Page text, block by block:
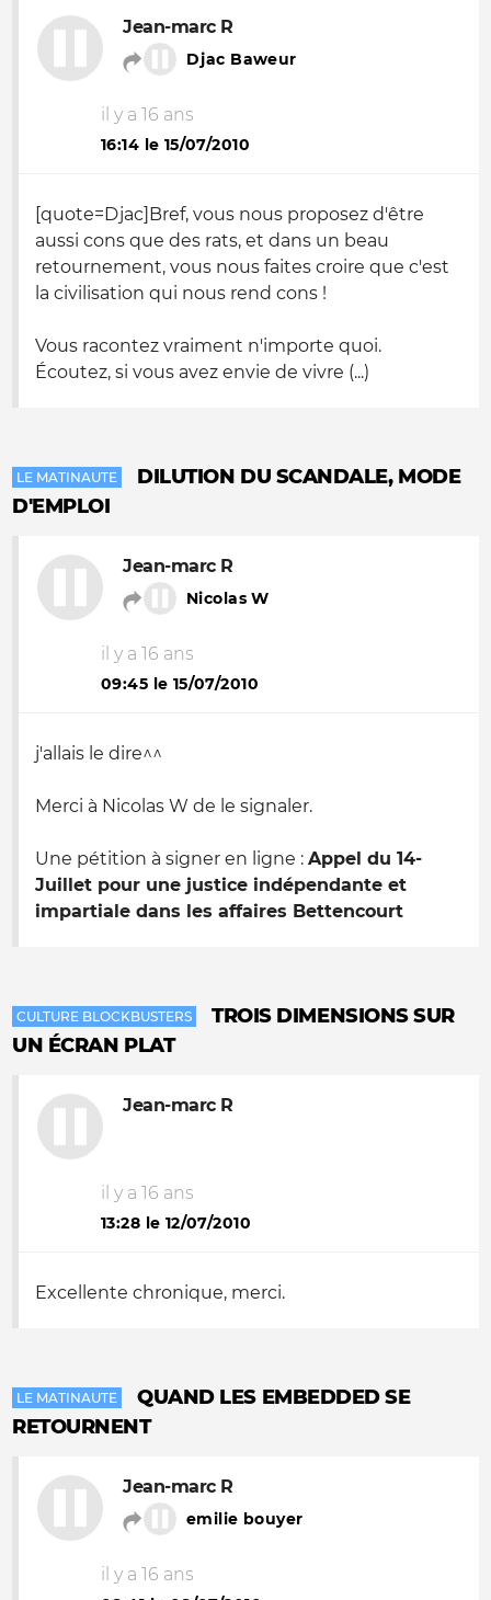
Jean-marc R
Djac Baweur
il y a 16 ans
16:14 le 15/07/2010
[quote=Djac]Bref, vous nous proposez d'être
aussi cons que des rats, et dans un beau
retournement, vous nous faites croire que c'est
la civilisation qui nous rend cons !
Vous racontez vraiment n'importe quoi.
Écoutez, si vous avez envie de vivre (...)
LE MATINAUTE
DILUTION DU SCANDALE, MODE
D'EMPLOI
Jean-marc R
Nicolas W
il y a 16 ans
09:45 le 15/07/2010
j'allais le dire^^
Merci à Nicolas W de le signaler.
Une pétition à signer en ligne : Appel du 14-
Juillet pour une justice indépendante et
impartiale dans les affaires Bettencourt
CULTURE BLOCKBUSTERS
TROIS DIMENSIONS SUR
UN ÉCRAN PLAT
Jean-marc R
il y a 16 ans
13:28 le 12/07/2010
Excellente chronique, merci.
LE MATINAUTE
QUAND LES EMBEDDED SE
RETOURNENT
Jean-marc R
emilie bouyer
il y a 16 ans